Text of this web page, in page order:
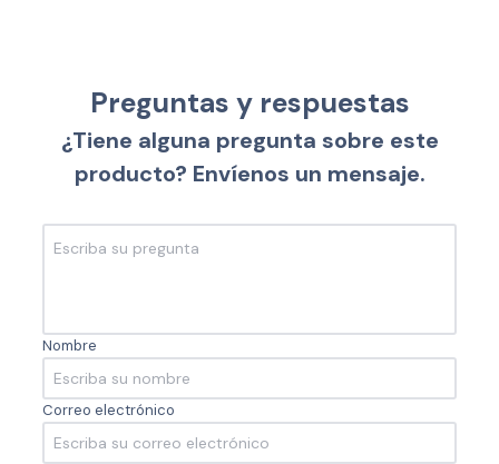
Preguntas y respuestas
¿Tiene alguna pregunta sobre este
producto? Envíenos un mensaje.
Nombre
Correo electrónico